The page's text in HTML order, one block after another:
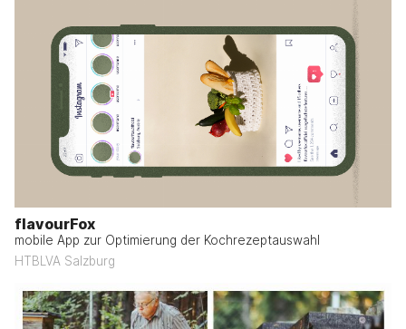
flavourFox
mobile App zur Optimierung der Kochrezeptauswahl
HTBLVA Salzburg